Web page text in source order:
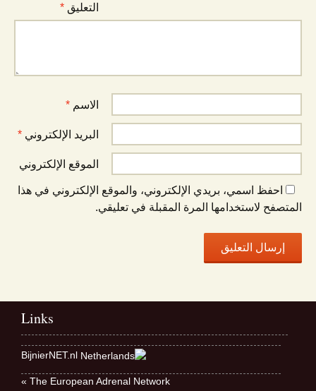
التعليق *
الاسم *
البريد الإلكتروني *
الموقع الإلكتروني
احفظ اسمي، بريدي الإلكتروني، والموقع الإلكتروني في هذا
المتصفح لاستخدامها المرة المقبلة في تعليقي.
Links
BijnierNET.nl
The European Adrenal Network »